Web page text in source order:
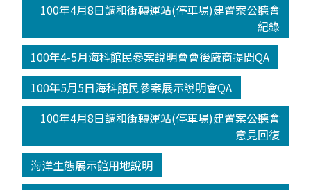
100年4月8日調和街轉運站(停車場)建置案公聽會
紀錄
100年4-5月海科館民參案說明會會後廠商提問QA
100年5月5日海科館民參案展示說明會QA
100年4月8日調和街轉運站(停車場)建置案公聽會
意見回復
海洋生態展示館用地說明